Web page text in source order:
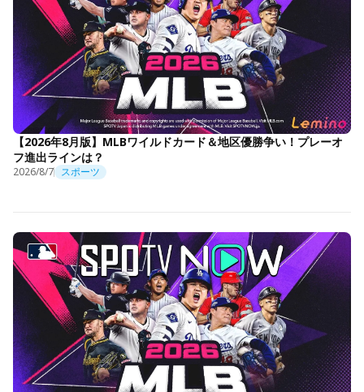
【2026年8月版】MLBワイルドカード＆地区優勝争い！プレーオ
フ進出ラインは？
2026/8/7 スポーツ